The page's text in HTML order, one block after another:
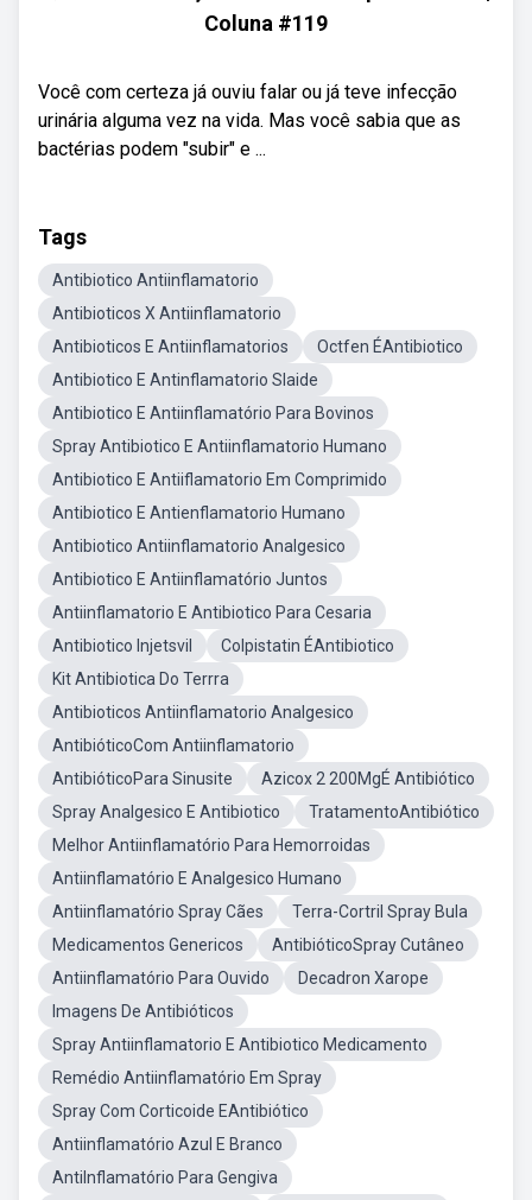
Coluna #119
Você com certeza já ouviu falar ou já teve infecção
urinária alguma vez na vida. Mas você sabia que as
bactérias podem "subir" e ...
Tags
Antibiotico Antiinflamatorio
Antibioticos X Antiinflamatorio
Antibioticos E Antiinflamatorios
Octfen ÉAntibiotico
Antibiotico E Antinflamatorio Slaide
Antibiotico E Antiinflamatório Para Bovinos
Spray Antibiotico E Antiinflamatorio Humano
Antibiotico E Antiiflamatorio Em Comprimido
Antibiotico E Antienflamatorio Humano
Antibiotico Antiinflamatorio Analgesico
Antibiotico E Antiinflamatório Juntos
Antiinflamatorio E Antibiotico Para Cesaria
Antibiotico Injetsvil
Colpistatin ÉAntibiotico
Kit Antibiotica Do Terrra
Antibioticos Antiinflamatorio Analgesico
AntibióticoCom Antiinflamatorio
AntibióticoPara Sinusite
Azicox 2 200MgÉ Antibiótico
Spray Analgesico E Antibiotico
TratamentoAntibiótico
Melhor Antiinflamatório Para Hemorroidas
Antiinflamatório E Analgesico Humano
Antiinflamatório Spray Cães
Terra-Cortril Spray Bula
Medicamentos Genericos
AntibióticoSpray Cutâneo
Antiinflamatório Para Ouvido
Decadron Xarope
Imagens De Antibióticos
Spray Antiinflamatorio E Antibiotico Medicamento
Remédio Antiinflamatório Em Spray
Spray Com Corticoide EAntibiótico
Antiinflamatório Azul E Branco
AntiInflamatório Para Gengiva